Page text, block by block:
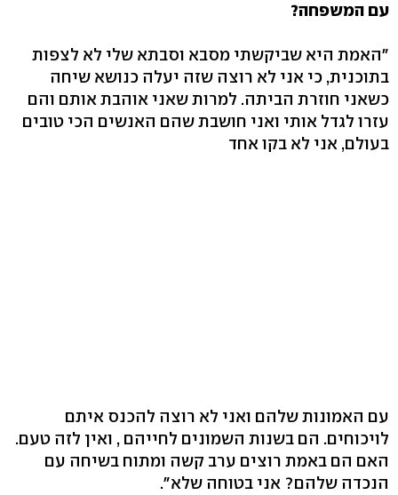
עם המשפחה?
"האמת היא שביקשתי מסבא וסבתא שלי לא לצפות
בתוכנית, כי אני לא רוצה שזה יעלה כנושא שיחה
כשאני חוזרת הביתה. למרות שאני אוהבת אותם והם
עזרו לגדל אותי ואני חושבת שהם האנשים הכי טובים
בעולם, אני לא בקו אחד
עם האמונות שלהם ואני לא רוצה להכנס איתם
לויכוחים. הם בשנות השמונים לחייהם , ואין לזה טעם.
האם הם באמת רוצים ערב קשה ומתוח בשיחה עם
הנכדה שלהם? אני בטוחה שלא".